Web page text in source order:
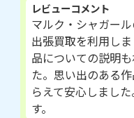
レビューコメント
マルク・シャガー
出張買取を利用し
品についての説明
た。思い出のある
らえて安心しまし
す。